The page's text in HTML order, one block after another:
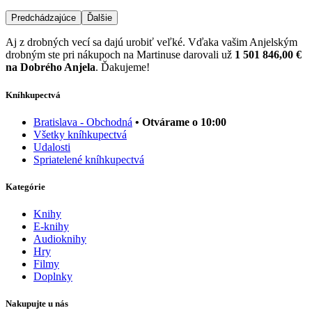
Predchádzajúce Ďalšie
Aj z drobných vecí sa dajú urobiť veľké. Vďaka vašim Anjelským
drobným ste pri nákupoch na Martinuse darovali už 1 501 846,00 €
na Dobrého Anjela. Ďakujeme!
Kníhkupectvá
Bratislava - Obchodná • Otvárame o 10:00
Všetky kníhkupectvá
Udalosti
Spriatelené kníhkupectvá
Kategórie
Knihy
E-knihy
Audioknihy
Hry
Filmy
Doplnky
Nakupujte u nás